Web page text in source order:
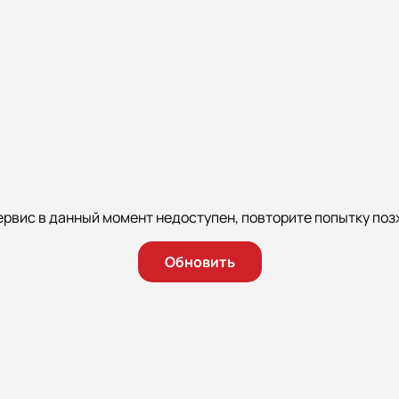
в данный момент недоступен, повторите попытку
Обновить